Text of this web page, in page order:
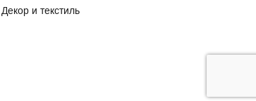
Декор и текстиль